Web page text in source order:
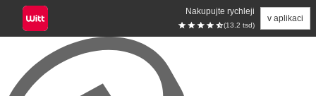
Nakupujte rychleji
(13.2 tsd)
v aplikaci
Přeskočit na hlavní obsah